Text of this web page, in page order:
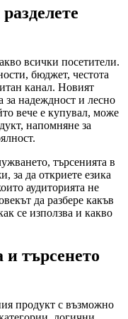
всички посетители.
бюджет, честота
канал. Новият
за надеждност и лесно
вече е купувал, може
напомняне за
търсенията в
за да откриете езика
аудиторията не
да разбере какъв
се използва и какво
търсенето
продукт с възможно